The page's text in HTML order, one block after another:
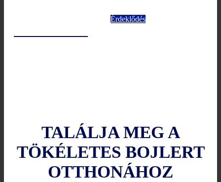
Érdeklődés
TALÁLJA MEG A
TÖKÉLETES BOJLERT
OTTHONÁHOZ